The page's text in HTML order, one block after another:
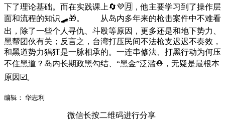
下了理论基础。而在实践课上🔄💜🈷，他主要学习到了操作层
面和流程的知识🛹🎁。 从岛内多年来的枪击案件中不难看
出，除了一些个人寻仇、斗殴等原因，更多还是和地下势力、
黑帮团伙有关；反言之，台湾打压民间不法枪支迟迟不奏效，
和黑道势力猖狂是一脉相承的。一连串修法、打黑行动为何压
不住黑道？岛内长期政黑勾结、“黑金”泛滥⛑，无疑是最根本
原因☑。
编辑： 华志利
微信长按二维码进行分享